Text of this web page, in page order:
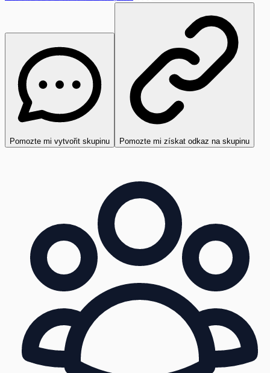
Pomozte mi vytvořit skupinu Pomozte mi získat odkaz na skupinu